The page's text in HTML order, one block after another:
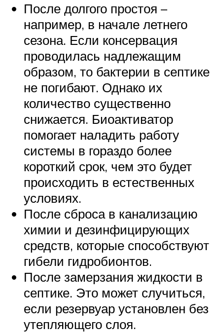
После долгого простоя –
например, в начале летнего
сезона. Если консервация
проводилась надлежащим
образом, то бактерии в септике
не погибают. Однако их
количество существенно
снижается. Биоактиватор
помогает наладить работу
системы в гораздо более
короткий срок, чем это будет
происходить в естественных
условиях.
После сброса в канализацию
химии и дезинфицирующих
средств, которые способствуют
гибели гидробионтов.
После замерзания жидкости в
септике. Это может случиться,
если резервуар установлен без
утепляющего слоя.